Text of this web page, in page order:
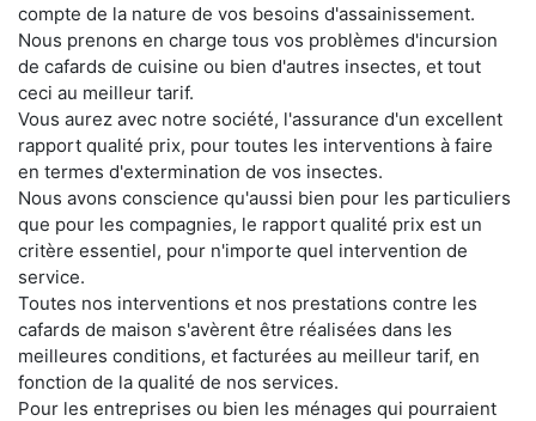
compte de la nature de vos besoins d'assainissement.
Nous prenons en charge tous vos problèmes d'incursion
de cafards de cuisine ou bien d'autres insectes, et tout
ceci au meilleur tarif.
Vous aurez avec notre société, l'assurance d'un excellent
rapport qualité prix, pour toutes les interventions à faire
en termes d'extermination de vos insectes.
Nous avons conscience qu'aussi bien pour les particuliers
que pour les compagnies, le rapport qualité prix est un
critère essentiel, pour n'importe quel intervention de
service.
Toutes nos interventions et nos prestations contre les
cafards de maison s'avèrent être réalisées dans les
meilleures conditions, et facturées au meilleur tarif, en
fonction de la qualité de nos services.
Pour les entreprises ou bien les ménages qui pourraient